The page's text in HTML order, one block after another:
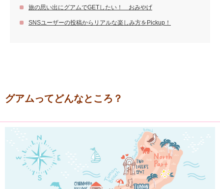
旅の思い出にグアムでGETしたい！ おみやげ
SNSユーザーの投稿からリアルな楽しみ方をPickup！
グアムってどんなところ？